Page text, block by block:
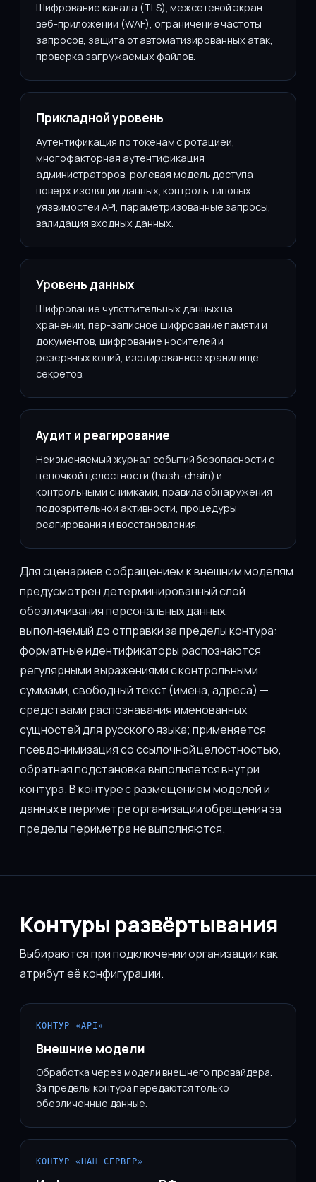
Шифрование канала (TLS), межсетевой экран
веб-приложений (WAF), ограничение частоты
запросов, защита от автоматизированных атак,
проверка загружаемых файлов.
Прикладной уровень
Аутентификация по токенам с ротацией,
многофакторная аутентификация
администраторов, ролевая модель доступа
поверх изоляции данных, контроль типовых
уязвимостей API, параметризованные запросы,
валидация входных данных.
Уровень данных
Шифрование чувствительных данных на
хранении, пер-записное шифрование памяти и
документов, шифрование носителей и
резервных копий, изолированное хранилище
секретов.
Аудит и реагирование
Неизменяемый журнал событий безопасности с
цепочкой целостности (hash-chain) и
контрольными снимками, правила обнаружения
подозрительной активности, процедуры
реагирования и восстановления.
Для сценариев с обращением к внешним моделям
предусмотрен детерминированный слой
обезличивания персональных данных,
выполняемый до отправки за пределы контура:
форматные идентификаторы распознаются
регулярными выражениями с контрольными
суммами, свободный текст (имена, адреса) —
средствами распознавания именованных
сущностей для русского языка; применяется
псевдонимизация со ссылочной целостностью,
обратная подстановка выполняется внутри
контура. В контуре с размещением моделей и
данных в периметре организации обращения за
пределы периметра не выполняются.
Контуры развёртывания
Выбираются при подключении организации как
атрибут её конфигурации.
КОНТУР «API»
Внешние модели
Обработка через модели внешнего провайдера.
За пределы контура передаются только
обезличенные данные.
КОНТУР «НАШ СЕРВЕР»